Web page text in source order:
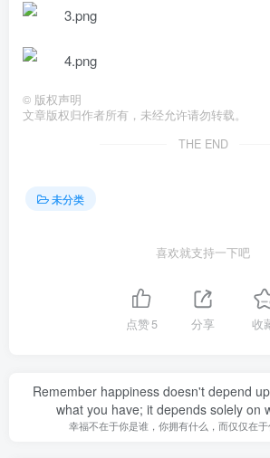
© 版权声明
文章版权归作者所有，未经允许请勿转载。
THE END
未分类
喜欢就支持一下吧
点赞5 分享 收
Remember happiness doesn't depend
what you have; it depends solely on
幸福不在于你是谁，你拥有什么，而仅仅在